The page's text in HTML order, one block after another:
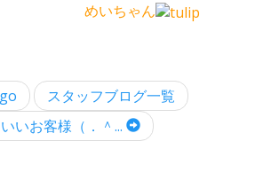
めいちゃん
スタッフブログ一覧
いお客様（．＾...